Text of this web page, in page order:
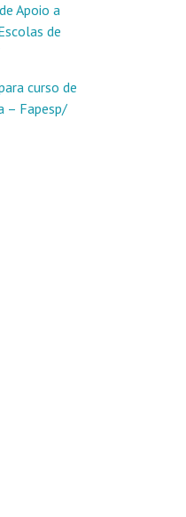
Apoio a
de
curso de
– Fapesp/